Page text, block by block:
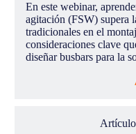
En este webinar,
agitación (FSW) supera
tradicionales en el
consideraciones clave
diseñar busbars para la